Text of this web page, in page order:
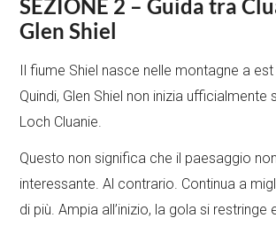
SEZIONE 2 – Guida tra
Glen Shiel
Il fiume Shiel nasce nelle montagne a
Quindi, Glen Shiel non inizia ufficialmente
Loch Cluanie.
Questo non significa che il paesaggio
interessante. Al contrario. Continua a
di più. Ampia all’inizio, la gola si restringe